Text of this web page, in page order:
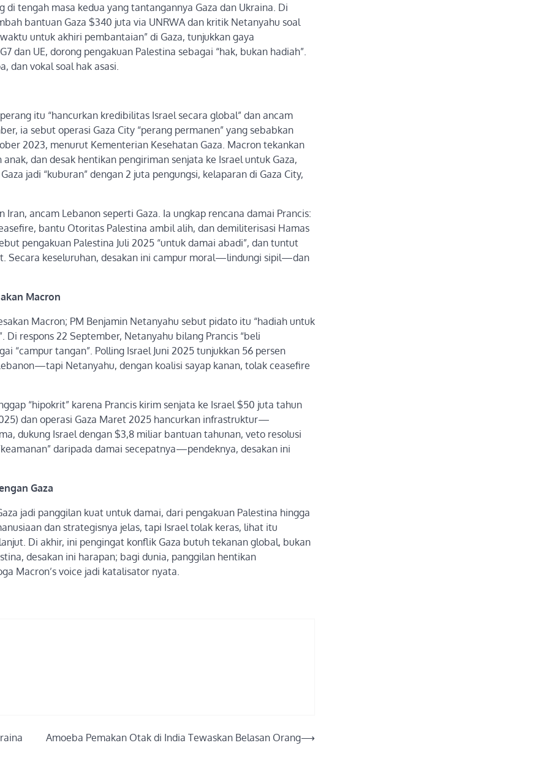
tengah masa kedua yang tantangannya Gaza dan Ukraina. Di
bantuan Gaza $340 juta via UNRWA dan kritik Netanyahu soal
untuk akhiri pembantaian” di Gaza, tunjukkan gaya
dan UE, dorong pengakuan Palestina sebagai “hak, bukan hadiah”.
dan vokal soal hak asasi.
itu “hancurkan kredibilitas Israel secara global” dan ancam
ia sebut operasi Gaza City “perang permanen” yang sebabkan
2023, menurut Kementerian Kesehatan Gaza. Macron tekankan
dan desak hentikan pengiriman senjata ke Israel untuk Gaza,
jadi “kuburan” dengan 2 juta pengungsi, kelaparan di Gaza City,
ancam Lebanon seperti Gaza. Ia ungkap rencana damai Prancis:
bantu Otoritas Palestina ambil alih, dan demiliterisasi Hamas
pengakuan Palestina Juli 2025 “untuk damai abadi”, dan tuntut
Secara keseluruhan, desakan ini campur moral—lindungi sipil—dan
Macron
Macron; PM Benjamin Netanyahu sebut pidato itu “hadiah untuk
Di respons 22 September, Netanyahu bilang Prancis “beli
“campur tangan”. Polling Israel Juni 2025 tunjukkan 56 persen
Netanyahu, dengan koalisi sayap kanan, tolak ceasefire
“hipokrit” karena Prancis kirim senjata ke Israel $50 juta tahun
dan operasi Gaza Maret 2025 hancurkan infrastruktur—
dukung Israel dengan $3,8 miliar bantuan tahunan, veto resolusi
daripada damai secepatnya—pendeknya, desakan ini
Gaza
jadi panggilan kuat untuk damai, dari pengakuan Palestina hingga
dan strategisnya jelas, tapi Israel tolak keras, lihat itu
Di akhir, ini pengingat konflik Gaza butuh tekanan global, bukan
desakan ini harapan; bagi dunia, panggilan hentikan
Macron’s voice jadi katalisator nyata.
Amoeba Pemakan Otak di India Tewaskan Belasan Orang⟶